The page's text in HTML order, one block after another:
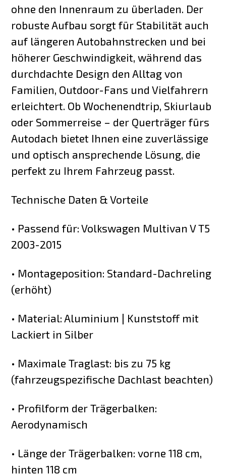
ohne den Innenraum zu überladen. Der
robuste Aufbau sorgt für Stabilität auch
auf längeren Autobahnstrecken und bei
höherer Geschwindigkeit, während das
durchdachte Design den Alltag von
Familien, Outdoor-Fans und Vielfahrern
erleichtert. Ob Wochenendtrip, Skiurlaub
oder Sommerreise – der Querträger fürs
Autodach bietet Ihnen eine zuverlässige
und optisch ansprechende Lösung, die
perfekt zu Ihrem Fahrzeug passt.
Technische Daten & Vorteile
• Passend für: Volkswagen Multivan V T5
2003-2015
• Montageposition: Standard-Dachreling
(erhöht)
• Material: Aluminium | Kunststoff mit
Lackiert in Silber
• Maximale Traglast: bis zu 75 kg
(fahrzeugspezifische Dachlast beachten)
• Profilform der Trägerbalken:
Aerodynamisch
• Länge der Trägerbalken: vorne 118 cm,
hinten 118 cm